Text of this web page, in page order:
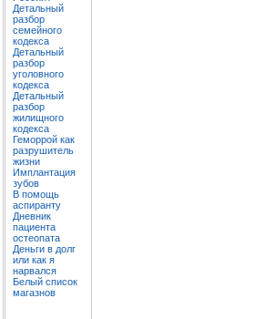
Детальный
разбор
семейного
кодекса
Детальный
разбор
уголовного
кодекса
Детальный
разбор
жилищного
кодекса
Геморрой как
разрушитель
жизни
Имплантация
зубов
В помощь
аспиранту
Дневник
пациента
остеопата
Деньги в долг
или как я
нарвался
Белый список
магазнов